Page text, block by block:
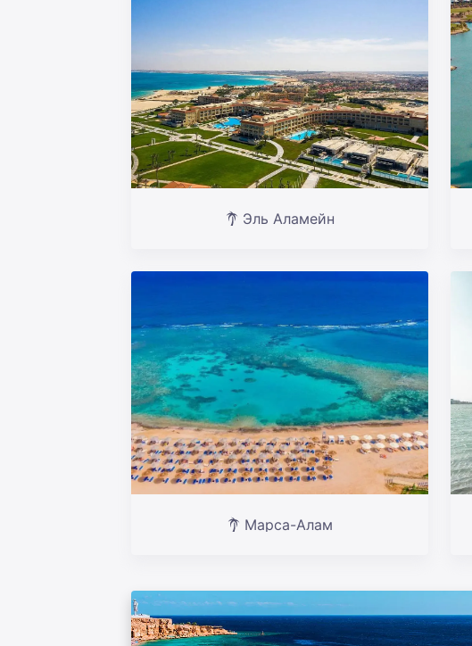
Эль Аламейн
Марса-Алам